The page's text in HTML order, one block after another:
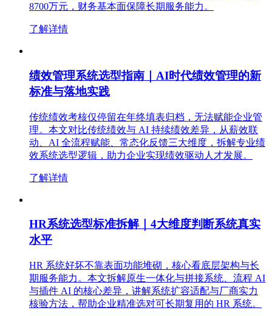
8700万元，财务基本面保障长期服务能力。
了解详情
绩效管理系统选型指南｜AI时代绩效管理的新
标准与落地实践
传统绩效考核仅停留在年终填表归档，无法赋能企业管
理。本文对比传统绩效与 AI 持续绩效差异，从薪效联
动、AI 全流程赋能、常态化反馈三大维度，拆解专业绩
效系统选型逻辑，助力企业实现绩效驱动人才发展。
了解详情
HR系统选型标准拆解｜4大维度判断系统真实
水平
HR 系统好坏不靠表面功能堆砌，核心看底层架构与长
期服务能力。本文拆解原生一体化与拼接系统、流程 AI
与插件 AI 的核心差异，讲解系统扩容适配与厂商实力
核验方法，帮助企业精准选对可长期复用的 HR 系统。